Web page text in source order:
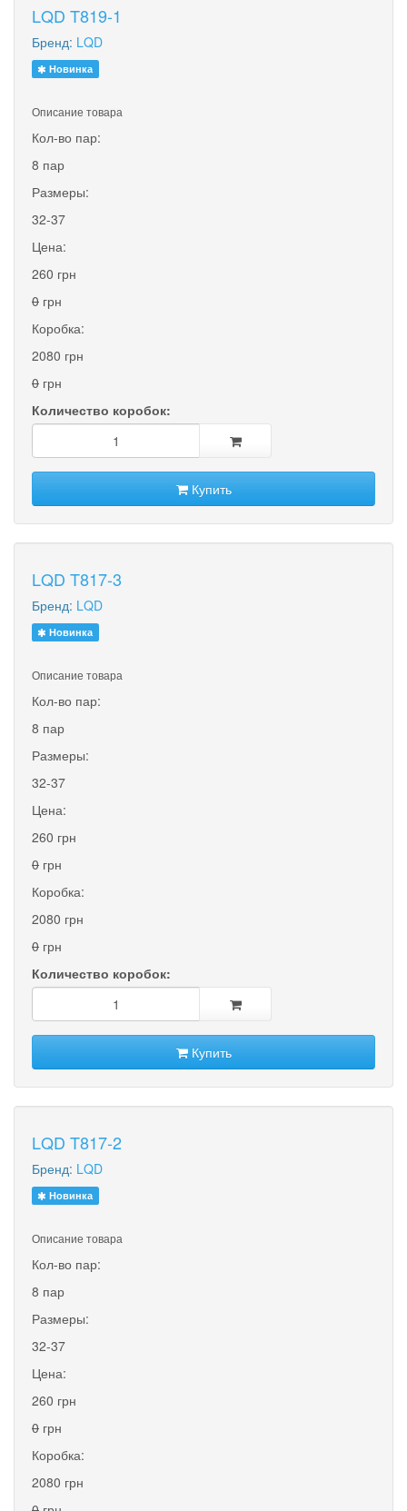
LQD T819-1
Бренд: LQD
Новинка
Описание товара
Кол-во пар:
8 пар
Размеры:
32-37
Цена:
260 грн
0 грн
Коробка:
2080 грн
0 грн
Количество коробок:
Купить
LQD T817-3
Бренд: LQD
Новинка
Описание товара
Кол-во пар:
8 пар
Размеры:
32-37
Цена:
260 грн
0 грн
Коробка:
2080 грн
0 грн
Количество коробок:
Купить
LQD T817-2
Бренд: LQD
Новинка
Описание товара
Кол-во пар:
8 пар
Размеры:
32-37
Цена:
260 грн
0 грн
Коробка:
2080 грн